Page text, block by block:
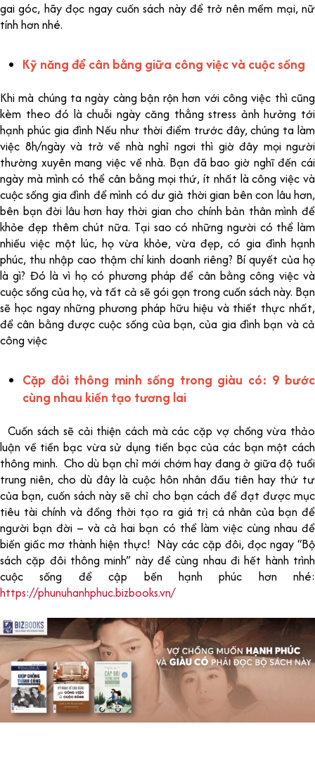
gai góc, hãy đọc ngay cuốn sách này để trở nên mềm mại, nữ
tính hơn nhé.
Kỹ năng để cân bằng giữa công việc và cuộc sống
Khi mà chúng ta ngày càng bận rộn hơn với công việc thì cũng
kèm theo đó là chuỗi ngày căng thẳng stress ảnh hưởng tới
hạnh phúc gia đình Nếu như thời điểm trước đây, chúng ta làm
việc 8h/ngày và trở về nhà nghỉ ngơi thì giờ đây mọi người
thường xuyên mang việc về nhà. Bạn đã bao giờ nghĩ đến cái
ngày mà mình có thể cân bằng mọi thứ, ít nhất là công việc và
cuộc sống gia đình để mình có dư giả thời gian bên con lâu hơn,
bên bạn đời lâu hơn hay thời gian cho chính bản thân mình để
khỏe đẹp thêm chút nữa. Tại sao có những người có thể làm
nhiều việc một lúc, họ vừa khỏe, vừa đẹp, có gia đình hạnh
phúc, thu nhập cao thậm chí kinh doanh riêng? Bí quyết của họ
là gì? Đó là vì họ có phương pháp để cân bằng công việc và
cuộc sống của họ, và tất cả sẽ gói gọn trong cuốn sách này. Bạn
sẽ học ngay những phương pháp hữu hiệu và thiết thực nhất,
để cân bằng được cuộc sống của bạn, của gia đình bạn và cả
công việc
Cặp đôi thông minh sống trong giàu có: 9 bước
cùng nhau kiến tạo tương lai
Cuốn sách sẽ cải thiện cách mà các cặp vợ chồng vừa thảo
luận về tiền bạc vừa sử dụng tiền bạc của các bạn một cách
thông minh. Cho dù bạn chỉ mới chớm hay đang ở giữa độ tuổi
trung niên, cho dù đây là cuộc hôn nhân đầu tiên hay thứ tư
của bạn, cuốn sách này sẽ chỉ cho bạn cách để đạt được mục
tiêu tài chính và đồng thời tạo ra giá trị cá nhân của bạn để
người bạn đời – và cả hai bạn có thể làm việc cùng nhau để
biến giấc mơ thành hiện thực! Này các cặp đôi, đọc ngay “Bộ
sách cặp đôi thông minh” này để cùng nhau đi hết hành trình
cuộc sống để cập bến hạnh phúc hơn nhé:
https://phunuhanhphuc.bizbooks.vn/